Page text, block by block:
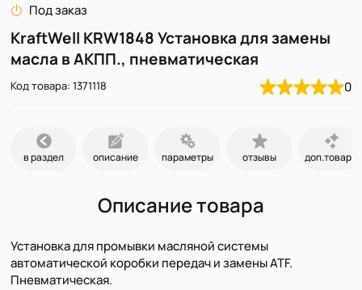
Под заказ
KraftWell KRW1848 Установка для замены
масла в АКПП., пневматическая
Код товара: 1371118 0
в раздел описание параметры отзывы доп.товары
Описание товара
Установка для промывки масляной системы
автоматической коробки передач и замены ATF.
Пневматическая.